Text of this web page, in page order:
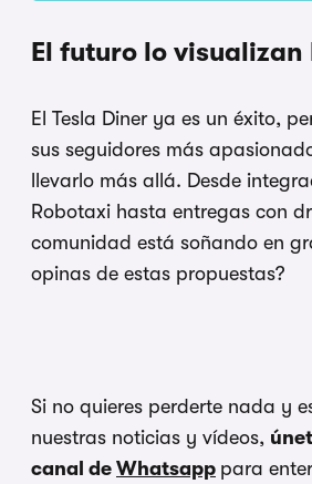
El futuro lo visualizan
El Tesla Diner ya es un éxito,
sus seguidores más
llevarlo más allá. Desde
Robotaxi hasta entregas con
comunidad está soñando en
opinas de estas propuestas?
Si no quieres perderte nada y
nuestras noticias y vídeos,
canal de Whatsapp para